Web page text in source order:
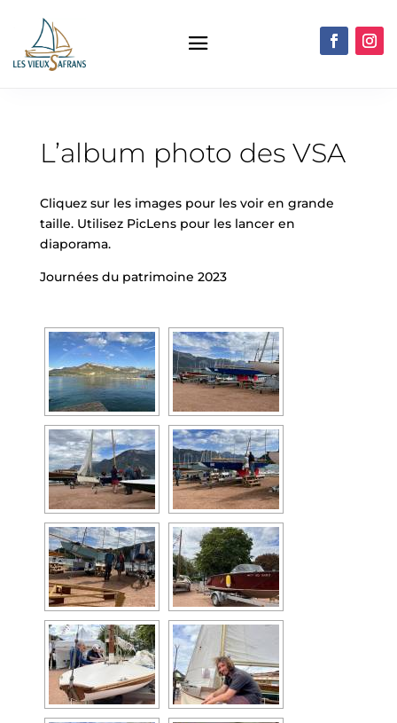
L’album photo des VSA
Cliquez sur les images pour les voir en grande
taille. Utilisez PicLens pour les lancer en
diaporama.
Journées du patrimoine 2023